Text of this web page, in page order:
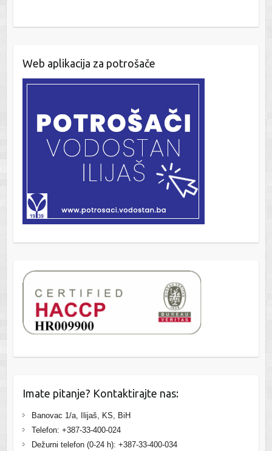
Web aplikacija za potrošače
Imate pitanje? Kontaktirajte nas:
Banovac 1/a, Ilijaš, KS, BiH
Telefon: +387-33-400-024
Dežurni telefon (0-24 h): +387-33-400-034